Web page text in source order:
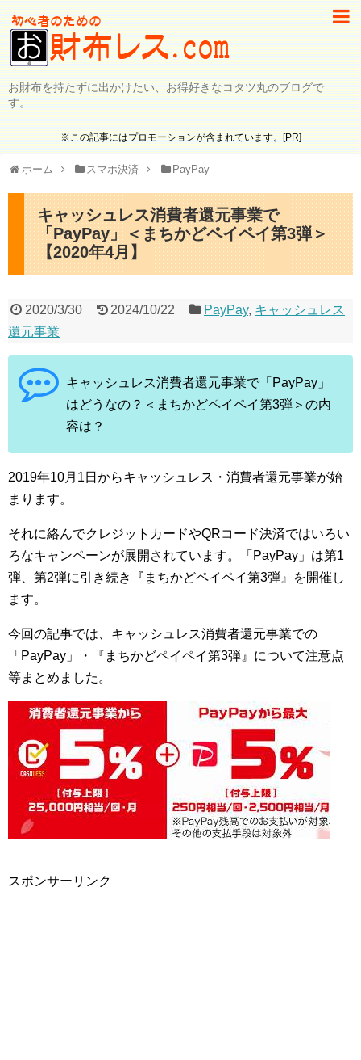
お財布を持たずに出かけたい、お得好きなコタツ丸のブログで
す。
※この記事にはプロモーションが含まれています。[PR]
ホーム スマホ決済 PayPay
キャッシュレス消費者還元事業で
「PayPay」＜まちかどペイペイ第3弾＞
【2020年4月】
2020/3/30 2024/10/22 PayPay, キャッシュレス
還元事業
キャッシュレス消費者還元事業で「PayPay」
はどうなの？＜まちかどペイペイ第3弾＞の内
容は？
2019年10月1日からキャッシュレス・消費者還元事業が始
まります。
それに絡んでクレジットカードやQRコード決済ではいろい
ろなキャンペーンが展開されています。「PayPay」は第1
弾、第2弾に引き続き『まちかどペイペイ第3弾』を開催し
ます。
今回の記事では、キャッシュレス消費者還元事業での
「PayPay」・『まちかどペイペイ第3弾』について注意点
等まとめました。
スポンサーリンク